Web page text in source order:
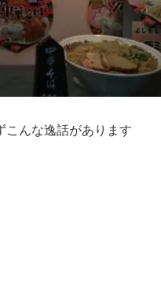
こんな逸話があります